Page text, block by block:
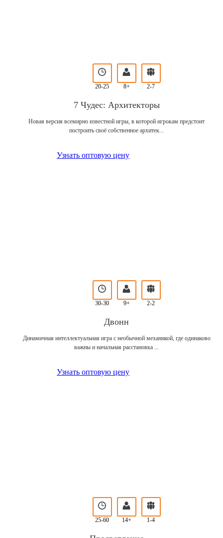
20-25 8+ 2-7
7 Чудес: Архитекторы
Новая версия всемирно известной игры, в которой игрокам предстоит
построить своё собственное архитек...
Узнать оптовую цену
30-30 9+ 2-2
Двонн
Динамичная интеллектуальная игра с необычной механикой, где одинаково
важны и начальная расстановка ...
Узнать оптовую цену
25-60 14+ 1-4